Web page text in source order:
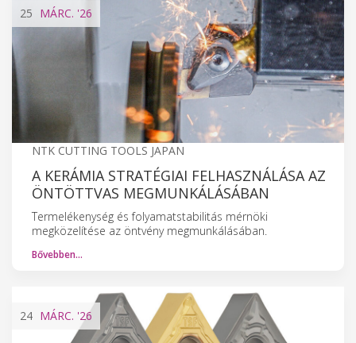
25 MÁRC. '26
NTK CUTTING TOOLS JAPAN
A KERÁMIA STRATÉGIAI FELHASZNÁLÁSA AZ
ÖNTÖTTVAS MEGMUNKÁLÁSÁBAN
Termelékenység és folyamatstabilitás mérnöki
megközelítése az öntvény megmunkálásában.
Bővebben…
24 MÁRC. '26